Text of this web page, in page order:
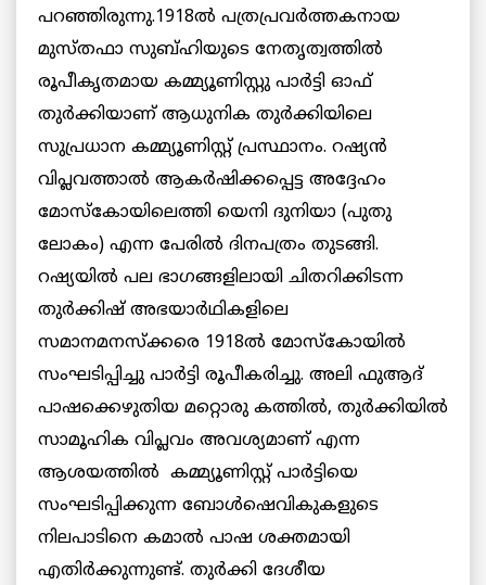
പറഞ്ഞിരുന്നു.1918ൽ പത്രപ്രവർത്തകനായ
മുസ്തഫാ സുബ്ഹിയുടെ നേതൃത്വത്തിൽ
രൂപീകൃതമായ കമ്മ്യൂണിസ്റ്റു പാർട്ടി ഓഫ്
തുർക്കിയാണ് ആധുനിക തുർക്കിയിലെ
സുപ്രധാന കമ്മ്യൂണിസ്റ്റ് പ്രസ്ഥാനം. റഷ്യൻ
വിപ്ലവത്താൽ ആകർഷിക്കപ്പെട്ട അദ്ദേഹം
മോസ്കോയിലെത്തി യെനി ദുനിയാ (പുതു
ലോകം) എന്ന പേരിൽ ദിനപത്രം തുടങ്ങി.
റഷ്യയിൽ പല ഭാഗങ്ങളിലായി ചിതറിക്കിടന്ന
തുർക്കിഷ് അഭയാർഥികളിലെ
സമാനമനസ്ക്കരെ 1918ൽ മോസ്കോയിൽ
സംഘടിപ്പിച്ചു പാർട്ടി രൂപീകരിച്ചു. അലി ഫുആദ്
പാഷക്കെഴുതിയ മറ്റൊരു കത്തിൽ, തുർക്കിയിൽ
സാമൂഹിക വിപ്ലവം അവശ്യമാണ് എന്ന
ആശയത്തിൽ കമ്മ്യൂണിസ്റ്റ് പാർട്ടിയെ
സംഘടിപ്പിക്കുന്ന ബോൾഷെവികുകളുടെ
നിലപാടിനെ കമാൽ പാഷ ശക്തമായി
എതിർക്കുന്നുണ്ട്. തുർക്കി ദേശീയ